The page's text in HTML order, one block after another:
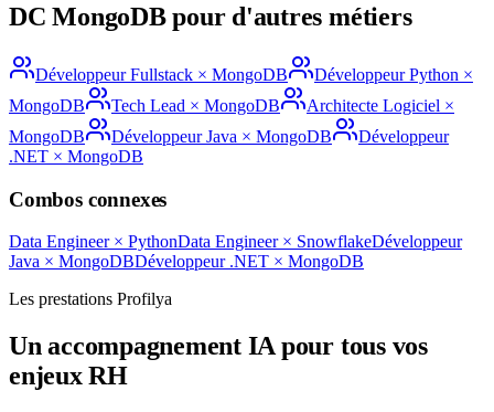
DCMongoDBpour d'autres métiers
Développeur Fullstack × MongoDB Développeur Python ×
MongoDB
Tech Lead × MongoDB Architecte Logiciel ×
MongoDB
Développeur Java × MongoDB
Développeur
.NET × MongoDB
Combos connexes
Data Engineer× PythonData Engineer× SnowflakeDéveloppeur
Java × MongoDBDéveloppeur .NET × MongoDB
Les prestations Profilya
Un accompagnement IA pour tous vos
enjeux RH